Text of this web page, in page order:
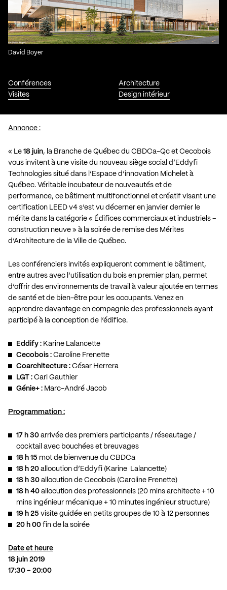
Conférences
Visites
Architecture
Design intérieur
David Boyer
Annonce :
« Le 18 juin, la Branche de Québec du CBDCa-Qc et Cecobois
vous invitent à une visite du nouveau siège social d’Eddyfi
Technologies situé dans l’Espace d’innovation Michelet à
Québec. Véritable incubateur de nouveautés et de
performance, ce bâtiment multifonctionnel et créatif visant une
certification LEED v4 s’est vu décerner en janvier dernier le
mérite dans la catégorie « Édifices commerciaux et industriels –
construction neuve » à la soirée de remise des Mérites
d’Architecture de la Ville de Québec.
Les conférenciers invités expliqueront comment le bâtiment,
entre autres avec l’utilisation du bois en premier plan, permet
d’offrir des environnements de travail à valeur ajoutée en termes
de santé et de bien-être pour les occupants. Venez en
apprendre davantage en compagnie des professionnels ayant
participé à la conception de l’édifice.
Eddify : Karine Lalancette
Cecobois : Caroline Frenette
Coarchitecture : César Herrera
LGT : Carl Gauthier
Génie+ : Marc-André Jacob
Programmation :
17 h 30 arrivée des premiers participants / réseautage /
cocktail avec bouchées et breuvages
18 h 15 mot de bienvenue du CBDCa
18 h 20 allocution d’Eddyfi (Karine Lalancette)
18 h 30 allocution de Cecobois (Caroline Frenette)
18 h 40 allocution des professionnels (20 mins architecte + 10
mins ingénieur mécanique + 10 minutes ingénieur structure)
19 h 25 visite guidée en petits groupes de 10 à 12 personnes
20 h 00 fin de la soirée
Date et heure
18 juin 2019
17:30 – 20:00